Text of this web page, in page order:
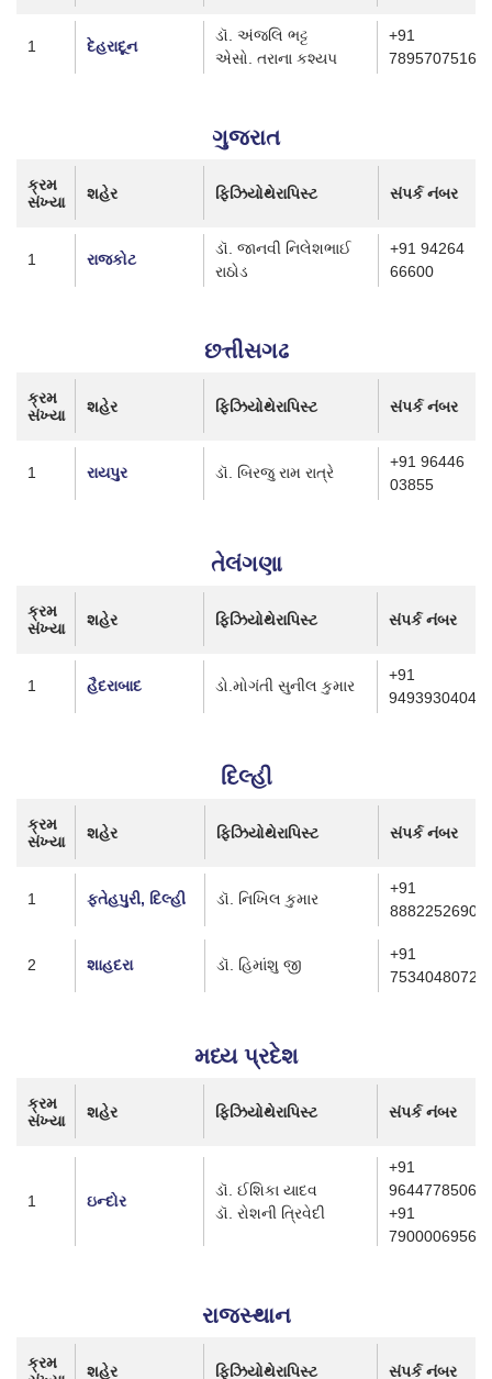
1 દેહરાદૂન
ડૉ. અંજલિ ભટ્ટ
એસો. તરાના કશ્યપ
+91
7895707516
ગુજરાત
ક્રમ
સંખ્યા
શહેર ફિઝિયોથેરાપિસ્ટ સંપર્ક નંબર
1 રાજકોટ
ડૉ. જાનવી નિલેશભાઈ
રાઠોડ
+91 94264
66600
છત્તીસગઢ
ક્રમ
સંખ્યા
શહેર ફિઝિયોથેરાપિસ્ટ સંપર્ક નંબર
1 રાયપુર ડૉ. બિરજુ રામ રાત્રે
+91 96446
03855
તેલંગણા
ક્રમ
સંખ્યા
શહેર ફિઝિયોથેરાપિસ્ટ સંપર્ક નંબર
1 હૈદરાબાદ ડો.મોગંતી સુનીલ કુમાર
+91
9493930404
દિલ્હી
ક્રમ
સંખ્યા
શહેર ફિઝિયોથેરાપિસ્ટ સંપર્ક નંબર
1 ફતેહપુરી, દિલ્હી ડૉ. નિખિલ કુમાર
+91
8882252690
2 શાહદરા ડૉ. હિમાંશુ જી
+91
7534048072
મધ્ય પ્રદેશ
ક્રમ
સંખ્યા
શહેર ફિઝિયોથેરાપિસ્ટ સંપર્ક નંબર
1 ઇન્દોર
ડૉ. ઈશિકા યાદવ
ડૉ. રોશની ત્રિવેદી
+91
9644778506
+91
7900006956
રાજસ્થાન
ક્રમ
શહેર ફિઝિયોથેરાપિસ્ટ સંપર્ક નંબર